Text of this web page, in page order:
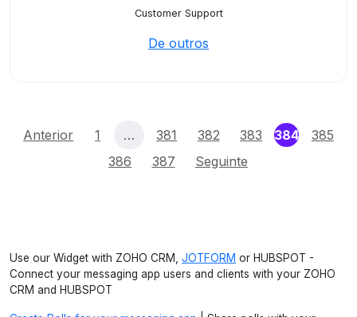
Customer Support
De outros
Anterior 1 … 381 382 383 384(current)
385
386
387 Seguinte
Use our Widget with ZOHO CRM, JOTFORM or HUBSPOT -
Connect your messaging app users and clients with your ZOHO
CRM and HUBSPOT